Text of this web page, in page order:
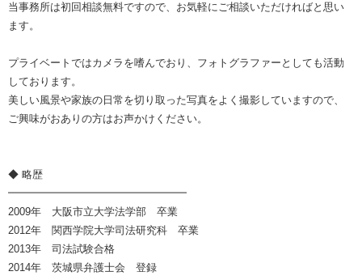
当事務所は初回相談無料ですので、お気軽にご相談いただければと思い
ます。
プライベートではカメラを嗜んでおり、フォトグラファーとしても活動
しております。
美しい風景や家族の日常を切り取った写真をよく撮影していますので、
ご興味がおありの方はお声かけください。
◆ 略歴
━━━━━━━━━━━━━━━━━
2009年 大阪市立大学法学部 卒業
2012年 関西学院大学司法研究科 卒業
2013年 司法試験合格
2014年 茨城県弁護士会 登録